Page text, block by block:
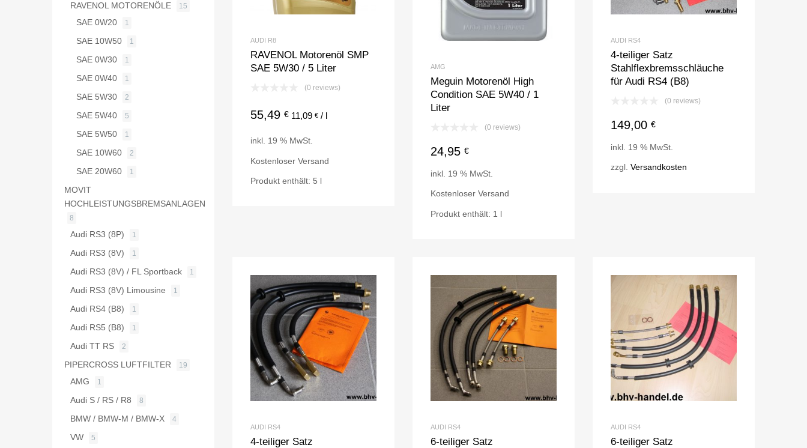
AUDI R8
RAVENOL Motorenöl SMP
SAE 5W30 / 5 Liter
(0 reviews)
55,49 € 11,09 € / l
inkl. 19 % MwSt.
Kostenloser Versand
Produkt enthält: 5 l
AMG
Meguin Motorenöl High
Condition SAE 5W40 / 1
Liter
(0 reviews)
24,95 €
inkl. 19 % MwSt.
Kostenloser Versand
Produkt enthält: 1 l
AUDI RS4
4-teiliger Satz
Stahlflexbremsschläuche
für Audi RS4 (B8)
(0 reviews)
149,00 €
inkl. 19 % MwSt.
zzgl. Versandkosten
AUDI RS4
4-teiliger Satz
AUDI RS4
6-teiliger Satz
AUDI RS4
6-teiliger Satz
RAVENOL MOTORENÖLE 15
SAE 0W20 1
SAE 10W50 1
SAE 0W30 1
SAE 0W40 1
SAE 5W30 2
SAE 5W40 5
SAE 5W50 1
SAE 10W60 2
SAE 20W60 1
MOVIT
HOCHLEISTUNGSBREMSANLAGEN
8
Audi RS3 (8P) 1
Audi RS3 (8V) 1
Audi RS3 (8V) / FL Sportback 1
Audi RS3 (8V) Limousine 1
Audi RS4 (B8) 1
Audi RS5 (B8) 1
Audi TT RS 2
PIPERCROSS LUFTFILTER 19
AMG 1
Audi S / RS / R8 8
BMW / BMW-M / BMW-X 4
VW 5